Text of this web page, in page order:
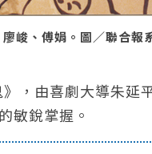
廖峻、傅娟。圖／聯合
，由喜劇大導朱延
敏銳掌握。